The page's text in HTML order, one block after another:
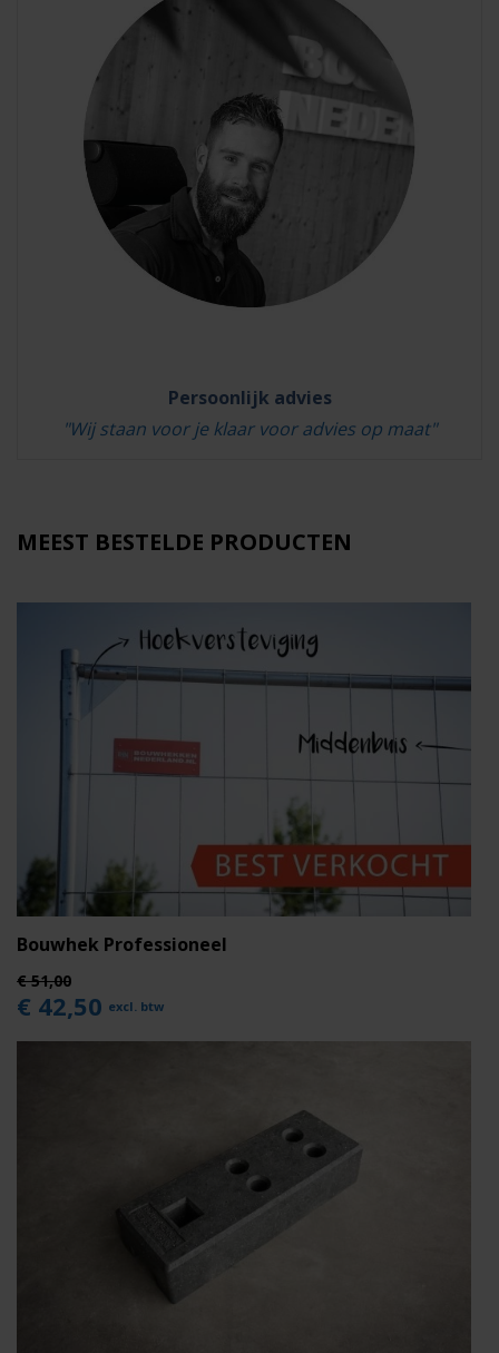
Persoonlijk advies
"Wij staan voor je klaar voor advies op maat"
MEEST BESTELDE PRODUCTEN
Bouwhek Professioneel
€ 51,00
€ 42,50 excl. btw